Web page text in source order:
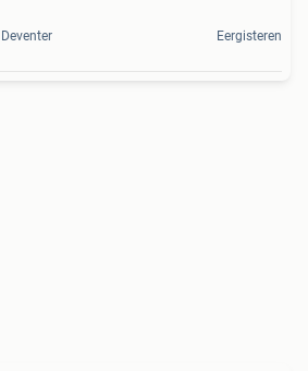
Deventer Eergisteren